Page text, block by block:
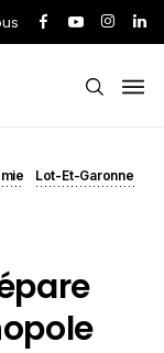
Lot-Et-Garonne